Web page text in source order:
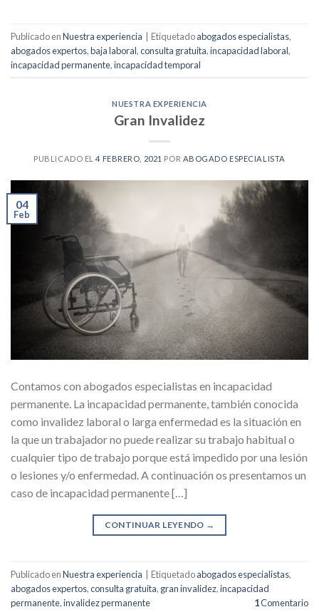
Publicado enNuestra experiencia Etiquetadoabogados especialistas,
abogados expertos,baja laboral,consulta gratuita,incapacidad laboral,
incapacidad permanente,incapacidad temporal
NUESTRA EXPERIENCIA
Gran Invalidez
PUBLICADO EL4 FEBRERO, 2021 POR ABOGADO ESPECIALISTA
04
Feb
Contamos con abogados especialistas en incapacidad
permanente. La incapacidad permanente, también conocida
como invalidez laboral o larga enfermedad es la situación en
la que un trabajador no puede realizar su trabajo habitual o
cualquier tipo de trabajo porque está impedido por una lesión
o lesiones y/o enfermedad. A continuación os presentamos un
caso de incapacidad permanente […]
CONTINUAR LEYENDO →
Publicado enNuestra experiencia Etiquetadoabogados especialistas,
abogados expertos,consulta gratuita, gran invalidez,incapacidad
permanente,invalidez permanente 1Comentario